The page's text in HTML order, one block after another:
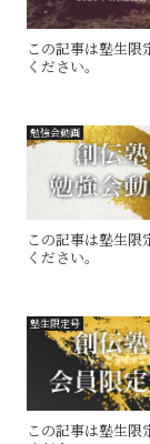
この記事は塾生限
ください。
勉強会動画
この記事は塾生限
ください。
塾生限定号
この記事は塾生限